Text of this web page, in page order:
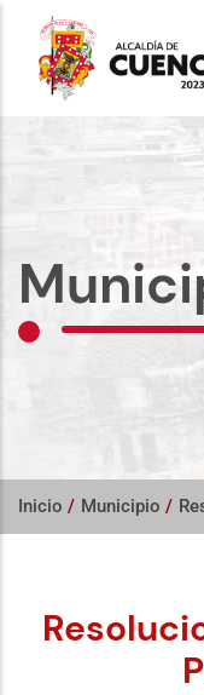
contenido
principal
Inicio / Municipio /